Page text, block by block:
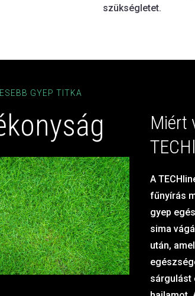
szükségletet.
GYEP TITKA
Miért
A
fűnyírás
gyep
sima
után,
sárgulást